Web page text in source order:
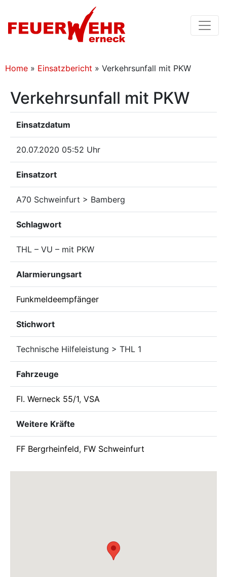
Home » Einsatzbericht » Verkehrsunfall mit PKW
Verkehrsunfall mit PKW
Einsatzdatum
20.07.2020 05:52 Uhr
Einsatzort
A70 Schweinfurt > Bamberg
Schlagwort
THL – VU – mit PKW
Alarmierungsart
Funkmeldeempfänger
Stichwort
Technische Hilfeleistung > THL 1
Fahrzeuge
Fl. Werneck 55/1, VSA
Weitere Kräfte
FF Bergrheinfeld, FW Schweinfurt